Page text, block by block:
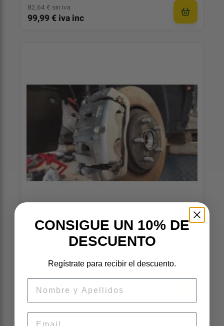
82,64 € sin iva
99,99 € iva inc
PINZA FRENO DELANTERA IZQUIERDA
4775042130
197925
82,64 € sin iva
99,99 € iva inc
CONSIGUE UN 10% DE
DESCUENTO
Regístrate para recibir el descuento.